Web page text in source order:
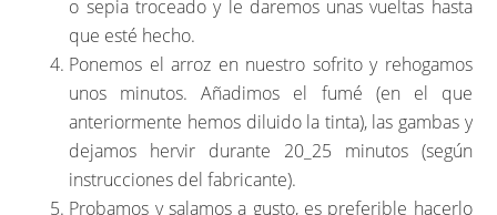
o sepia troceado y le daremos unas vueltas hasta
que esté hecho.
Ponemos el arroz en nuestro sofrito y rehogamos
unos minutos. Añadimos el fumé (en el que
anteriormente hemos diluido la tinta), las gambas y
dejamos hervir durante 20_25 minutos (según
instrucciones del fabricante).
Probamos y salamos a gusto, es preferible hacerlo